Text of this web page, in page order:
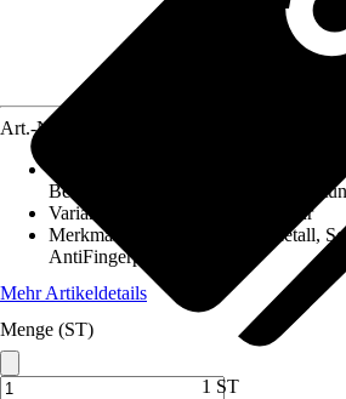
Art.-Nr.
2 flexible
Befestigungsmaterial,
Variante
Einhebel Küchenarmatur
Merkmale
Bedienhebel aus Metall,
AntiFingerprint
Mehr Artikeldetails
Menge (ST)
1 ST